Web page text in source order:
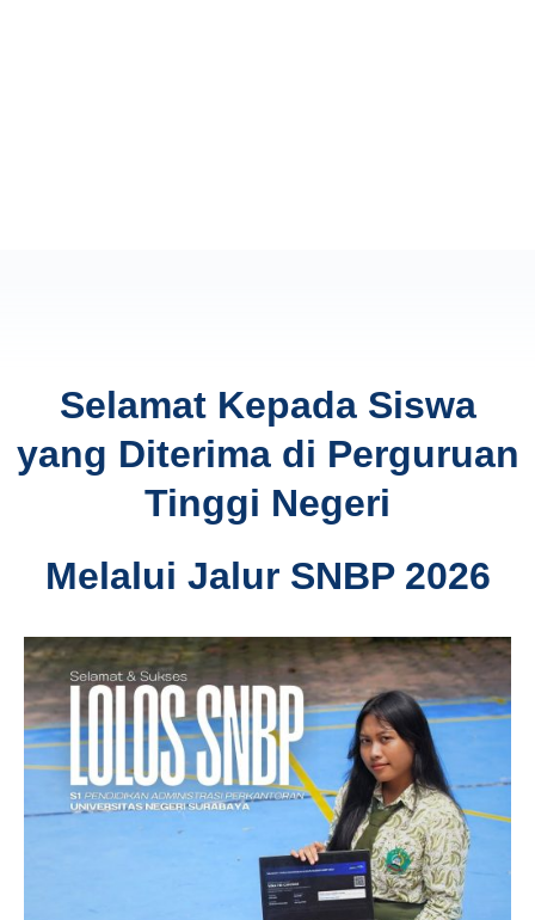
Selamat Kepada Siswa
yang Diterima di Perguruan
Tinggi Negeri
Melalui Jalur SNBP 2026